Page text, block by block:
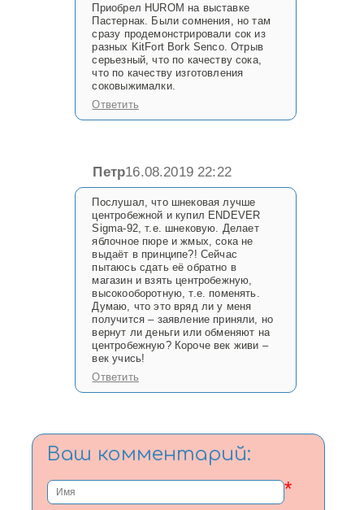
Приобрел HUROM на выставке
Пастернак. Были сомнения, но там
сразу продемонстрировали сок из
разных KitFort Bork Senco. Отрыв
серьезный, что по качеству сока,
что по качеству изготовления
соковыжималки.
Ответить
Петр16.08.2019 22:22
Послушал, что шнековая лучше
центробежной и купил ENDEVER
Sigma-92, т.е. шнековую. Делает
яблочное пюре и жмых, сока не
выдаёт в принципе?! Сейчас
пытаюсь сдать её обратно в
магазин и взять центробежную,
высокооборотную, т.е. поменять.
Думаю, что это вряд ли у меня
получится – заявление приняли, но
вернут ли деньги или обменяют на
центробежную? Короче век живи –
век учись!
Ответить
Ваш комментарий:
*